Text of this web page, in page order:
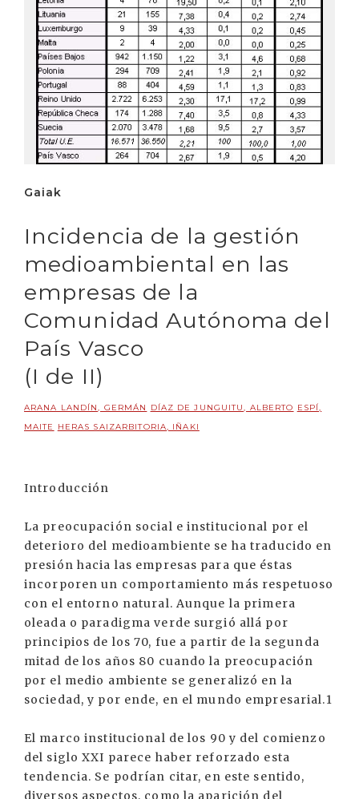
Gaiak
Incidencia de la gestión
medioambiental en las
empresas de la
Comunidad Autónoma del
País Vasco
(I de II)
ARANA LANDÍN, GERMÁN DÍAZ DE JUNGUITU, ALBERTO ESPÍ,
MAITE
HERAS SAIZARBITORIA, IÑAKI
Introducción
La preocupación social e institucional por el
deterioro del medioambiente se ha traducido en
presión hacia las empresas para que éstas
incorporen un comportamiento más respetuoso
con el entorno natural. Aunque la primera
oleada o paradigma verde surgió allá por
principios de los 70, fue a partir de la segunda
mitad de los años 80 cuando la preocupación
por el medio ambiente se generalizó en la
sociedad, y por ende, en el mundo empresarial.1
El marco institucional de los 90 y del comienzo
del siglo XXI parece haber reforzado esta
tendencia. Se podrían citar, en este sentido,
diversos aspectos, como la aparición del